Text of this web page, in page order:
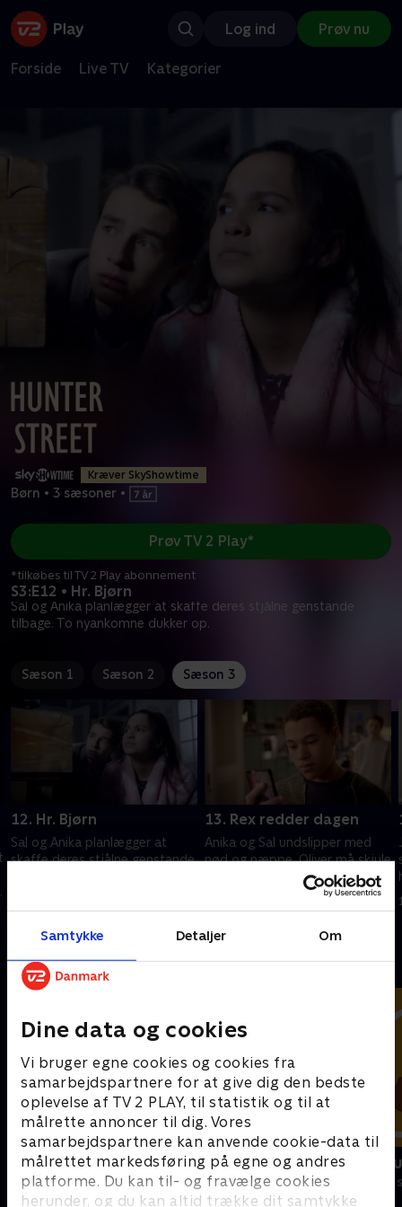
Samtykke Detaljer Om
Dine data og cookies
Vi bruger egne cookies og cookies fra
samarbejdspartnere for at give dig den bedste
oplevelse af TV 2 PLAY, til statistik og til at
målrette annoncer til dig. Vores
samarbejdspartnere kan anvende cookie-data til
målrettet markedsføring på egne og andres
platforme. Du kan til- og fravælge cookies
herunder, og du kan altid trække dit samtykke
Log ind Prøv nu
Forside Live TV Kategorier
Kræver SkyShowtime
Børn • 3 sæsoner •
S3:E12 • Hr. Bjørn
Sal og Anika planlægger at skaffe deres stjålne genstande
tilbage. To nyankomne dukker op.
Prøv TV 2 Play*
*tilkøbes til TV 2 Play abonnement
Sæson 1 Sæson 2 Sæson 3
12. Hr. Bjørn
Sal og Anika planlægger at
skaffe deres stjålne genstande
13. Rex redder dagen
Anika og Sal undslipper med
nød og næppe. Oliver må skjule
sig i det åbne ved Hunter-
Andre så også
Vicke Viking
Børneserier • 1 sæsoner
Miniteve:
Børneserier • 1